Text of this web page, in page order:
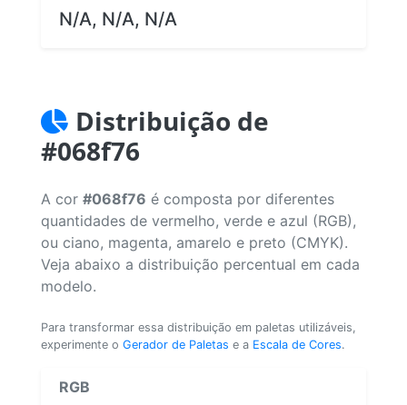
N/A, N/A, N/A
Distribuição de
#068f76
A cor #068f76 é composta por diferentes
quantidades de vermelho, verde e azul (RGB),
ou ciano, magenta, amarelo e preto (CMYK).
Veja abaixo a distribuição percentual em cada
modelo.
Para transformar essa distribuição em paletas utilizáveis,
experimente o Gerador de Paletas e a Escala de Cores.
RGB